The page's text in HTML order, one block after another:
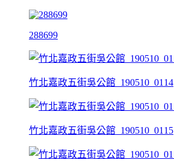
288699
竹北嘉政五街吳公館_190510_0114
竹北嘉政五街吳公館_190510_0115